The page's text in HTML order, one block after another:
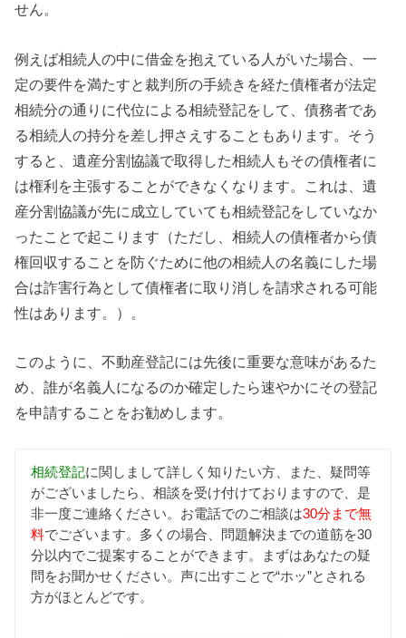
せん。
例えば相続人の中に借金を抱えている人がいた場合、一
定の要件を満たすと裁判所の手続きを経た債権者が法定
相続分の通りに代位による相続登記をして、債務者であ
る相続人の持分を差し押さえすることもあります。そう
すると、遺産分割協議で取得した相続人もその債権者に
は権利を主張することができなくなります。これは、遺
産分割協議が先に成立していても相続登記をしていなか
ったことで起こります（ただし、相続人の債権者から債
権回収することを防ぐために他の相続人の名義にした場
合は詐害行為として債権者に取り消しを請求される可能
性はあります。）。
このように、不動産登記には先後に重要な意味があるた
め、誰が名義人になるのか確定したら速やかにその登記
を申請することをお勧めします。
相続登記に関しまして詳しく知りたい方、また、疑問等
がございましたら、相談を受け付けておりますので、是
非一度ご連絡ください。お電話でのご相談は30分まで無
料でございます。多くの場合、問題解決までの道筋を30
分以内でご提案することができます。まずはあなたの疑
問をお聞かせください。声に出すことで“ホッ”とされる
方がほとんどです。